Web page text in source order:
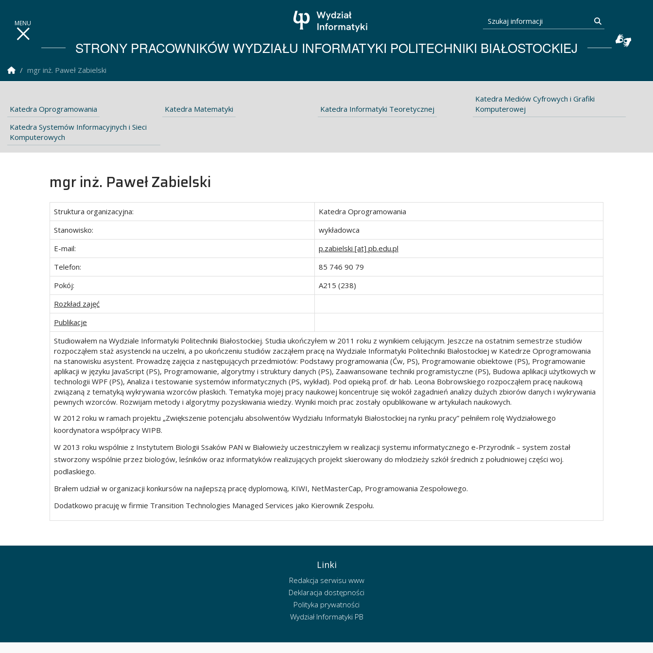
STRONY PRACOWNIKÓW WYDZIAŁU INFORMATYKI POLITECHNIKI BIAŁOSTOCKIEJ
Szukaj informacji
Strona Główna
mgr inż. Paweł Zabielski
Katedra Oprogramowania Katedra Matematyki Katedra Informatyki Teoretycznej
Katedra Mediów Cyfrowych i Grafiki
Komputerowej
Katedra Systemów Informacyjnych i Sieci
Komputerowych
mgr inż. Paweł Zabielski
Struktura organizacyjna:
Katedra Oprogramowania
Stanowisko:
wykładowca
E-mail:
p.zabielski [at] pb.edu.pl
Telefon:
85 746 90 79
Pokój:
A215 (238)
Rozkład zajęć
Publikacje
Studiowałem na Wydziale Informatyki Politechniki Białostockiej. Studia ukończyłem w 2011 roku z wynikiem celującym. Jeszcze na ostatnim semestrze studiów
rozpocząłem staż asystencki na uczelni, a po ukończeniu studiów zacząłem pracę na Wydziale Informatyki Politechniki Białostockiej w Katedrze Oprogramowania
na stanowisku asystent. Prowadzę zajęcia z następujących przedmiotów: Podstawy programowania (Ćw, PS), Programowanie obiektowe (PS), Programowanie
aplikacji w języku JavaScript (PS), Programowanie, algorytmy i struktury danych (PS), Zaawansowane techniki programistyczne (PS), Budowa aplikacji użytkowych w
technologii WPF (PS), Analiza i testowanie systemów informatycznych (PS, wykład). Pod opieką prof. dr hab. Leona Bobrowskiego rozpocząłem pracę naukową
związaną z tematyką wykrywania wzorców płaskich. Tematyka mojej pracy naukowej koncentruje się wokół zagadnień analizy dużych zbiorów danych i wykrywania
pewnych wzorców. Rozwijam metody i algorytmy pozyskiwania wiedzy. Wyniki moich prac zostały opublikowane w artykułach naukowych.
W 2012 roku w ramach projektu „Zwiększenie potencjału absolwentów Wydziału Informatyki Białostockiej na rynku pracy” pełniłem rolę Wydziałowego
koordynatora współpracy WIPB.
W 2013 roku wspólnie z Instytutem Biologii Ssaków PAN w Białowieży uczestniczyłem w realizacji systemu informatycznego e-Przyrodnik – system został
stworzony wspólnie przez biologów, leśników oraz informatyków realizujących projekt skierowany do młodzieży szkół średnich z południowej części woj.
podlaskiego.
Brałem udział w organizacji konkursów na najlepszą pracę dyplomową, KIWI, NetMasterCap, Programowania Zespołowego.
Dodatkowo pracuję w firmie Transition Technologies Managed Services jako Kierownik Zespołu.
Linki
Redakcja serwisu www
Deklaracja dostępności
Polityka prywatności
Wydział Informatyki PB